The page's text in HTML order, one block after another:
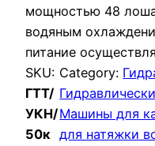
мощностью 48
водяным
питание
SKU:
ГТТ/
УКН/
50к
Category:
Машины для
для натяжки